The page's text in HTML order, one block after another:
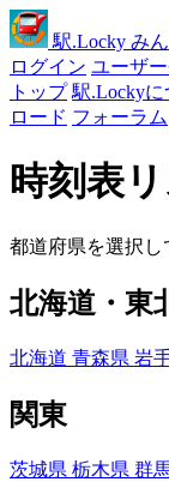
駅.Locky み
ログイン ユーザ
トップ 駅.Lockyに
ロード フォーラム
時刻表
都道府県を選択し
北海道・東
北海道 青森県 岩
関東
茨城県 栃木県 群